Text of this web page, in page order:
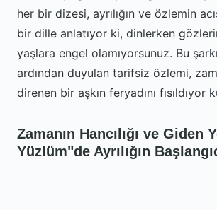
her bir dizesi, ayrılığın ve özlemin
bir dille anlatıyor ki, dinlerken
yaşlara engel olamıyorsunuz. Bu
ardından duyulan tarifsiz özlemi,
direnen bir aşkın feryadını fısıldıyor
Zamanın Hancılığı ve Giden
Yüzlüm"de Ayrılığın